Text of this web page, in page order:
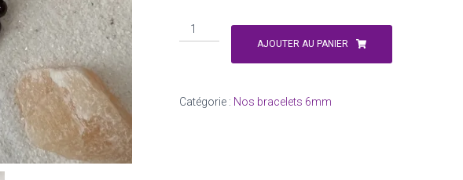
quantité
de
AJOUTER AU PANIER
Catégorie : Nos bracelets 6mm